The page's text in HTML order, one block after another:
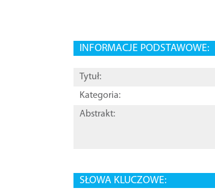
INFORMACJE PODSTAWOWE:
Tytuł:
Kategoria:
Abstrakt:
SŁOWA KLUCZOWE: